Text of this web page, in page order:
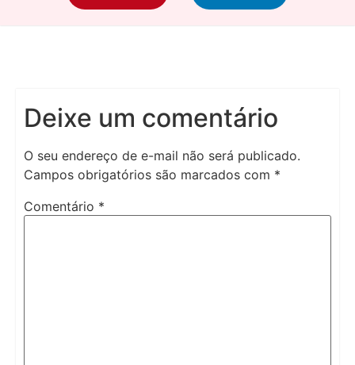
Deixe um comentário
O seu endereço de e-mail não será publicado.
Campos obrigatórios são marcados com *
Comentário *